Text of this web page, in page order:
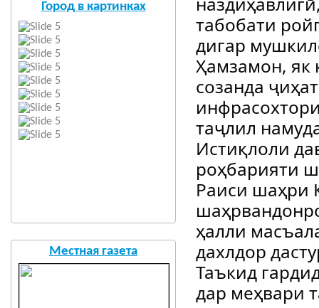
Город в картинках
Местная газета
табобати
дигар
Ҳамзамон, як
созанда
таҷлил
Истиқлоли
роҳбарияти
Раиси шаҳри
ҳалли
дахлдор
Таъкид
дар меҳвари